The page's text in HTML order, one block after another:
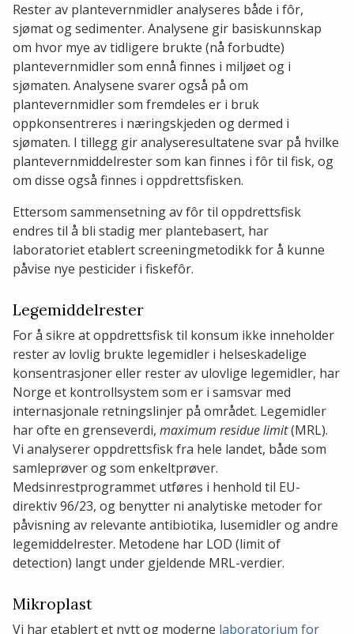
Rester av plantevernmidler analyseres både i fôr,
sjømat og sedimenter. Analysene gir basiskunnskap
om hvor mye av tidligere brukte (nå forbudte)
plantevernmidler som ennå finnes i miljøet og i
sjømaten. Analysene svarer også på om
plantevernmidler som fremdeles er i bruk
oppkonsentreres i næringskjeden og dermed i
sjømaten. I tillegg gir analyseresultatene svar på hvilke
plantevernmiddelrester som kan finnes i fôr til fisk, og
om disse også finnes i oppdrettsfisken.
Ettersom sammensetning av fôr til oppdrettsfisk
endres til å bli stadig mer plantebasert, har
laboratoriet etablert screeningmetodikk for å kunne
påvise nye pesticider i fiskefôr.
Legemiddelrester
For å sikre at oppdrettsfisk til konsum ikke inneholder
rester av lovlig brukte legemidler i helseskadelige
konsentrasjoner eller rester av ulovlige legemidler, har
Norge et kontrollsystem som er i samsvar med
internasjonale retningslinjer på området. Legemidler
har ofte en grenseverdi, maximum residue limit(MRL).
Vi analyserer oppdrettsfisk fra hele landet, både som
samleprøver og som enkeltprøver.
Medsinrestprogrammet utføres i henhold til EU-
direktiv 96/23, og benytter ni analytiske metoder for
påvisning av relevante antibiotika, lusemidler og andre
legemiddelrester. Metodene har LOD (limit of
detection) langt under gjeldende MRL-verdier.
Mikroplast
Vi har etablert et nytt og moderne laboratorium for